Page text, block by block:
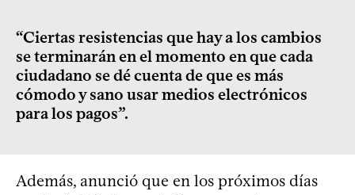
“Ciertas resistencias que hay a los cambios
se terminarán en el momento en que cada
ciudadano se dé cuenta de que es más
cómodo y sano usar medios electrónicos
para los pagos”.
Además, anunció que en los próximos días